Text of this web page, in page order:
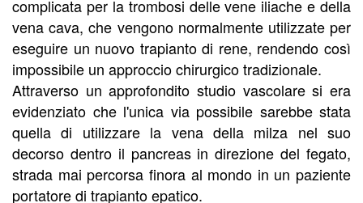
complicata per la trombosi delle vene iliache e della
vena cava, che vengono normalmente utilizzate per
eseguire un nuovo trapianto di rene, rendendo così
impossibile un approccio chirurgico tradizionale.
Attraverso un approfondito studio vascolare si era
evidenziato che l'unica via possibile sarebbe stata
quella di utilizzare la vena della milza nel suo
decorso dentro il pancreas in direzione del fegato,
strada mai percorsa finora al mondo in un paziente
portatore di trapianto epatico.